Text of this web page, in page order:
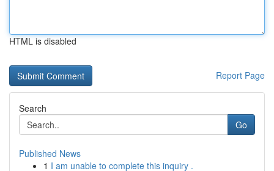
HTML is disabled
Report Page
Search
Go
Published News
1 I am unable to complete this inquiry .